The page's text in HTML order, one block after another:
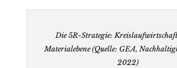
Die 5R-Strategie:
Materialebene (Quelle: GEA,
2022)